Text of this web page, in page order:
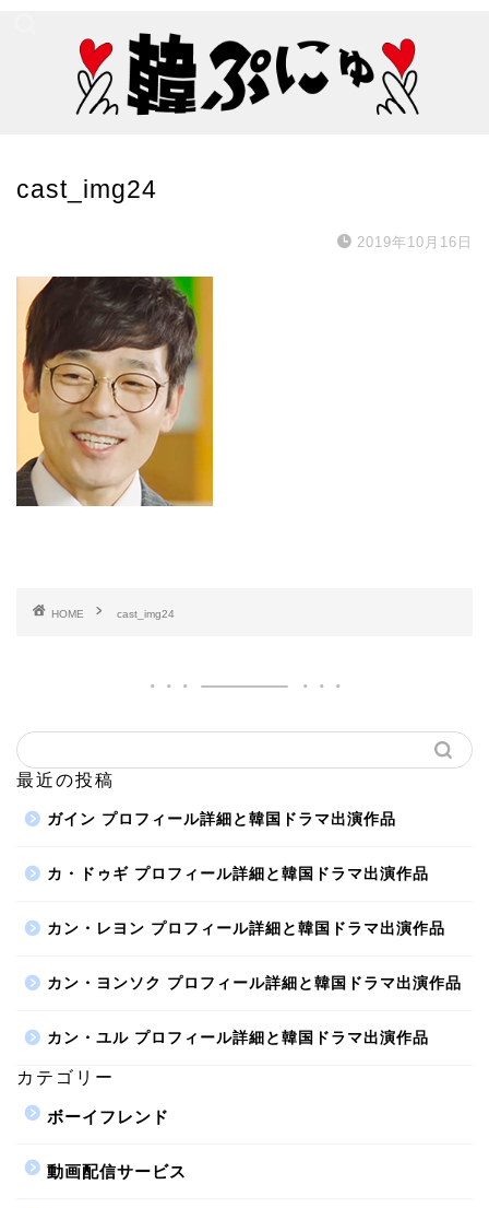
cast_img24
2019年10月16日
HOME cast_img24
最近の投稿
ガイン プロフィール詳細と韓国ドラマ出演作品
カ・ドゥギ プロフィール詳細と韓国ドラマ出演作品
カン・レヨン プロフィール詳細と韓国ドラマ出演作品
カン・ヨンソク プロフィール詳細と韓国ドラマ出演作品
カン・ユル プロフィール詳細と韓国ドラマ出演作品
カテゴリー
ボーイフレンド
動画配信サービス